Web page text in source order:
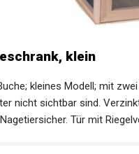
klein
kleines Modell; mit
nicht sichtbar sind.
Tür mit